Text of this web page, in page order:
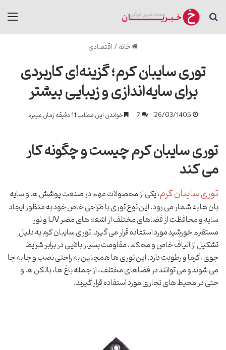
جستجو برای
خانه/اقتصادی
توری سایبان کرم؛ گزینه‌ای کاربردی
برای سایه‌اندازی و زیبایی بیشتر
26/03/1405
7 خواندن این مطلب 11 دقیقه زمان میبرد
توری سایبان کرم چیست و چگونه کار
می کند
توری سایبان کرم، یکی از محصولات مهم در صنعت پوشش ها و سایه
بان ها به شمار می رود. این نوع توری با طراحی خاص خود به منظور ایجاد
سایه و محافظت از فضاهای مختلف از اشعه های مضر UV و نور
مستقیم خورشید مورد استفاده قرار می گیرد. توری سایبان کرم به دلیل
تشکیل از الیاف خاص و محکم، مقاومت بسیار بالایی در برابر شرایط
جوی، گرما و رطوبت دارد. این توری ها همچنین به راحتی نصب و جا به جا
می شوند و می توانند در فضاهای مختلف، از جمله باغ ها، بالکن ها و
حتی در محیط های تجاری مورد استفاده قرار گیرند.